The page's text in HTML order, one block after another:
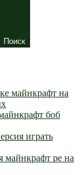
Поиск
майнкрафт на
боб
играть
майнкрафт pe на